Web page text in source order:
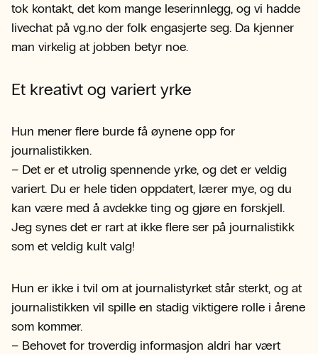
tok kontakt, det kom mange leserinnlegg, og vi hadde
livechat på vg.no der folk engasjerte seg. Da kjenner
man virkelig at jobben betyr noe.
Et kreativt og variert yrke
Hun mener flere burde få øynene opp for
journalistikken.
– Det er et utrolig spennende yrke, og det er veldig
variert. Du er hele tiden oppdatert, lærer mye, og du
kan være med å avdekke ting og gjøre en forskjell.
Jeg synes det er rart at ikke flere ser på journalistikk
som et veldig kult valg!
Hun er ikke i tvil om at journalistyrket står sterkt, og at
journalistikken vil spille en stadig viktigere rolle i årene
som kommer.
– Behovet for troverdig informasjon aldri har vært